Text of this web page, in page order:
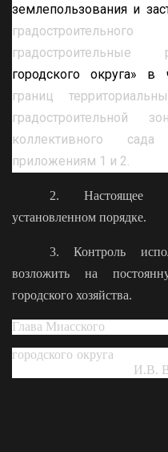
землепользования и
градостроительные
городского округа» в
границ
коллективного сада
приложениям 1 и 2.
2. Настоящее
установленном порядке.
3. Контроль
возложить на
городского хозяйства.
Глава Миасского
И.В.